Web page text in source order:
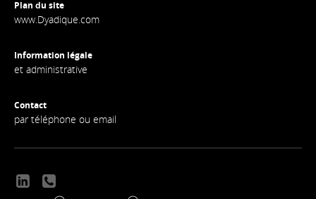
Plan du site
www.Dyadique.com
Information légale
et administrative
Contact
par téléphone ou email